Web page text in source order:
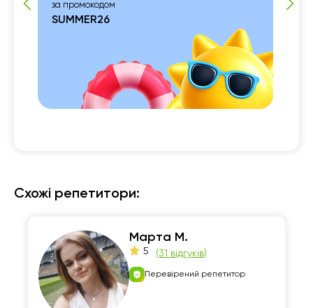
за промокодом
SUMMER26
Схожі репетитори:
Марта М.
5 (31 відгуків)
Перевірений репетитор